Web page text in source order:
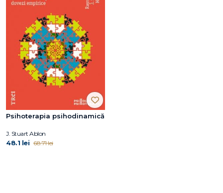
Psihoterapia psihodinamică
J. Stuart Ablon
48.1 lei 68.71 lei